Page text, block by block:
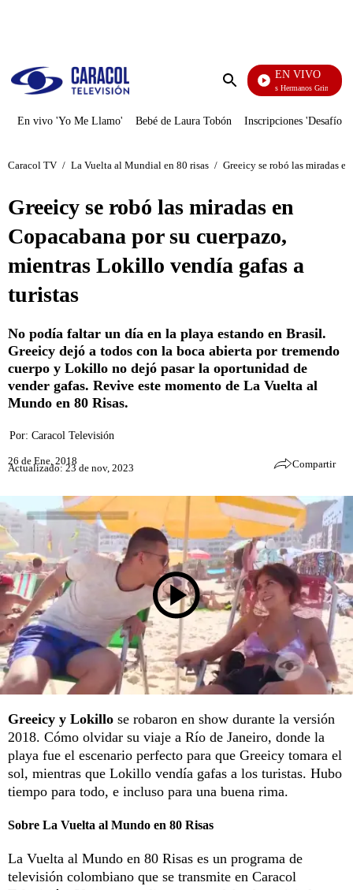
Enviar
EN VIVO
Cuentos De Los Hermanos Grimm
En vivo 'Yo Me Llamo' Bebé de Laura Tobón Inscripciones 'Desafío'
Caracol TV / La Vuelta al Mundial en 80 risas / Greeicy se robó las miradas
Greeicy se robó las miradas en
Copacabana por su cuerpazo,
mientras Lokillo vendía gafas a
turistas
No podía faltar un día en la playa estando en Brasil.
Greeicy dejó a todos con la boca abierta por tremendo
cuerpo y Lokillo no dejó pasar la oportunidad de
vender gafas. Revive este momento de La Vuelta al
Mundo en 80 Risas.
Por: Caracol Televisión
26 de Ene, 2018
Actualizado: 23 de nov, 2023 Compartir
Greeicy y Lokillo se robaron en show durante la versión
2018. Cómo olvidar su viaje a Río de Janeiro, donde la
playa fue el escenario perfecto para que Greeicy tomara el
sol, mientras que Lokillo vendía gafas a los turistas. Hubo
tiempo para todo, e incluso para una buena rima.
Sobre La Vuelta al Mundo en 80 Risas
La Vuelta al Mundo en 80 Risas es un programa de
televisión colombiano que se transmite en Caracol